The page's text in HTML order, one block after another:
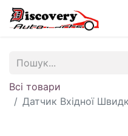
Всі товари
Датчик Вхідної